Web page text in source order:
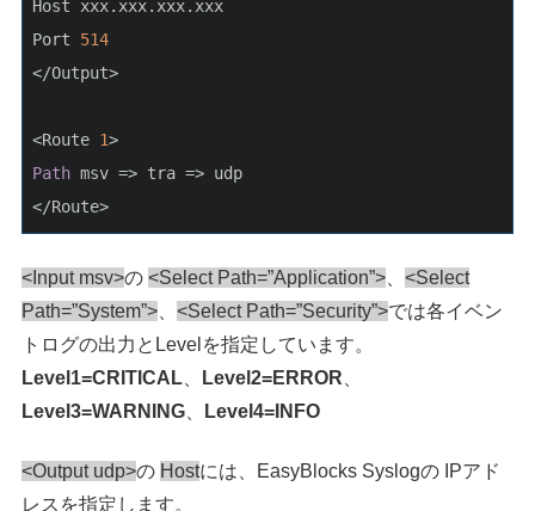
Host xxx.xxx.xxx.xxx
Port 514
</Output>
<Route 1>
Path msv => tra => udp
<Input msv>の<Select Path=”Application”> 、<Select
Path=”System”> 、<Select Path=”Security”>では各イベン
トログの出力とLevelを指定しています。
Level1=CRITICAL
Level2=ERROR
Level3=WARNING
Level4=INFO
<Output udp>の Hostには、EasyBlocks Syslogの IPアド
レスを指定します。